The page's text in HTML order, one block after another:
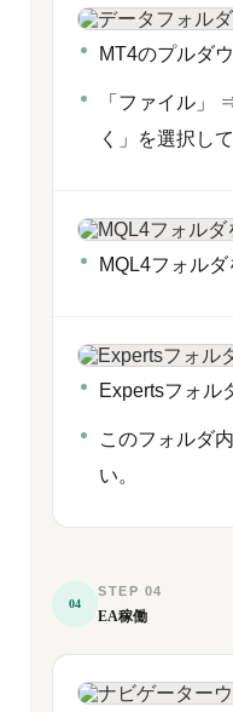
MT4のプルダ
「ファイル」
く」を選択し
MQL4フォルダ
Expertsフォル
このフォルダ
い。
04
STEP 04
EA稼働